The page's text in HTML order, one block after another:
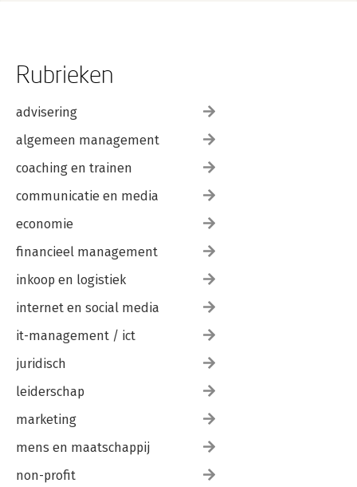
Rubrieken
advisering
algemeen management
coaching en trainen
communicatie en media
economie
financieel management
inkoop en logistiek
internet en social media
it-management / ict
juridisch
leiderschap
marketing
mens en maatschappij
non-profit